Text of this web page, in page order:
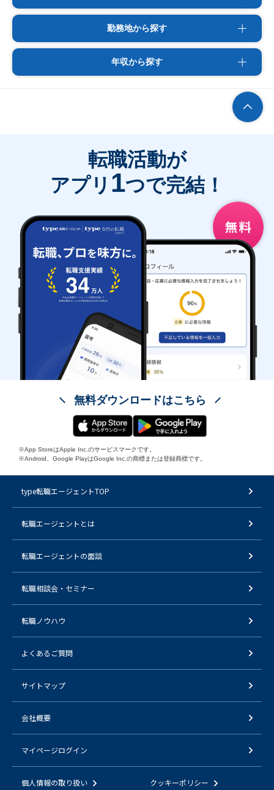
勤務地から探す
年収から探す
転職活動が
アプリ 1つで完結！
無料ダウンロードはこちら
※App StoreはApple Inc.のサービスマークです。
※Android、Google PlayはGoogle Inc.の商標または登録商標です。
type転職エージェントTOP
転職エージェントとは
転職エージェントの面談
転職相談会・セミナー
転職ノウハウ
よくあるご質問
サイトマップ
会社概要
マイページログイン
個人情報の取り扱い クッキーポリシー